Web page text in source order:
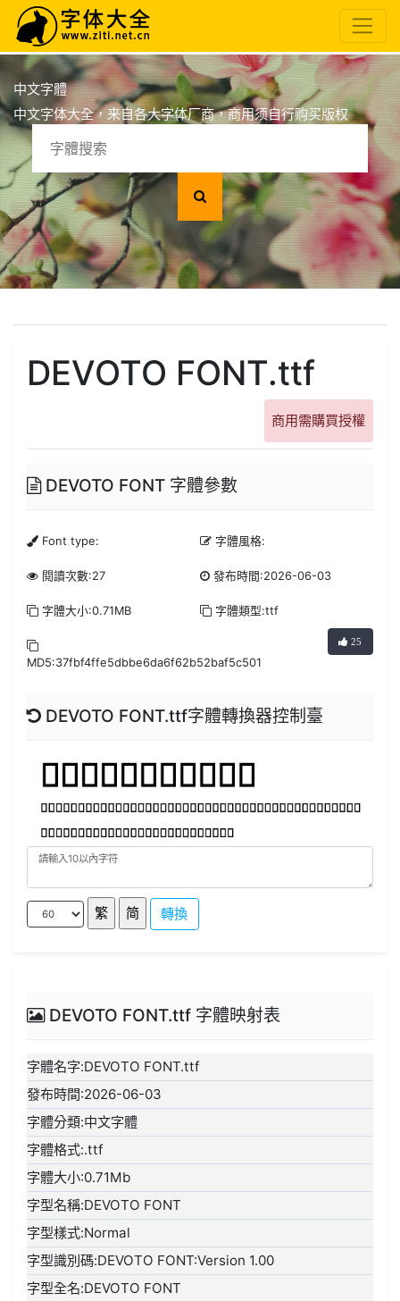
中文字體
中文字体大全，来自各大字体厂商，商用须自行购买版权
DEVOTO FONT.ttf
商用需購買授權
DEVOTO FONT 字體參數
Font type: 字體風格:
閱讀次數:27 發布時間:2026-06-03
字體大小:0.71MB 字體類型:ttf
MD5:37fbf4ffe5dbbe6da6f62b52baf5c501
25
DEVOTO FONT.ttf字體轉換器控制臺
轉換
DEVOTO FONT.ttf 字體映射表
字體名字:DEVOTO FONT.ttf
發布時間:2026-06-03
字體分類:中文字體
字體格式:.ttf
字體大小:0.71Mb
字型名稱:DEVOTO FONT
字型樣式:Normal
字型識別碼:DEVOTO FONT:Version 1.00
字型全名:DEVOTO FONT